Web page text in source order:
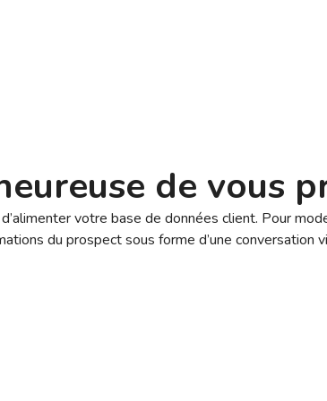
de vous
votre base de données client. Pour
du prospect sous forme d’une